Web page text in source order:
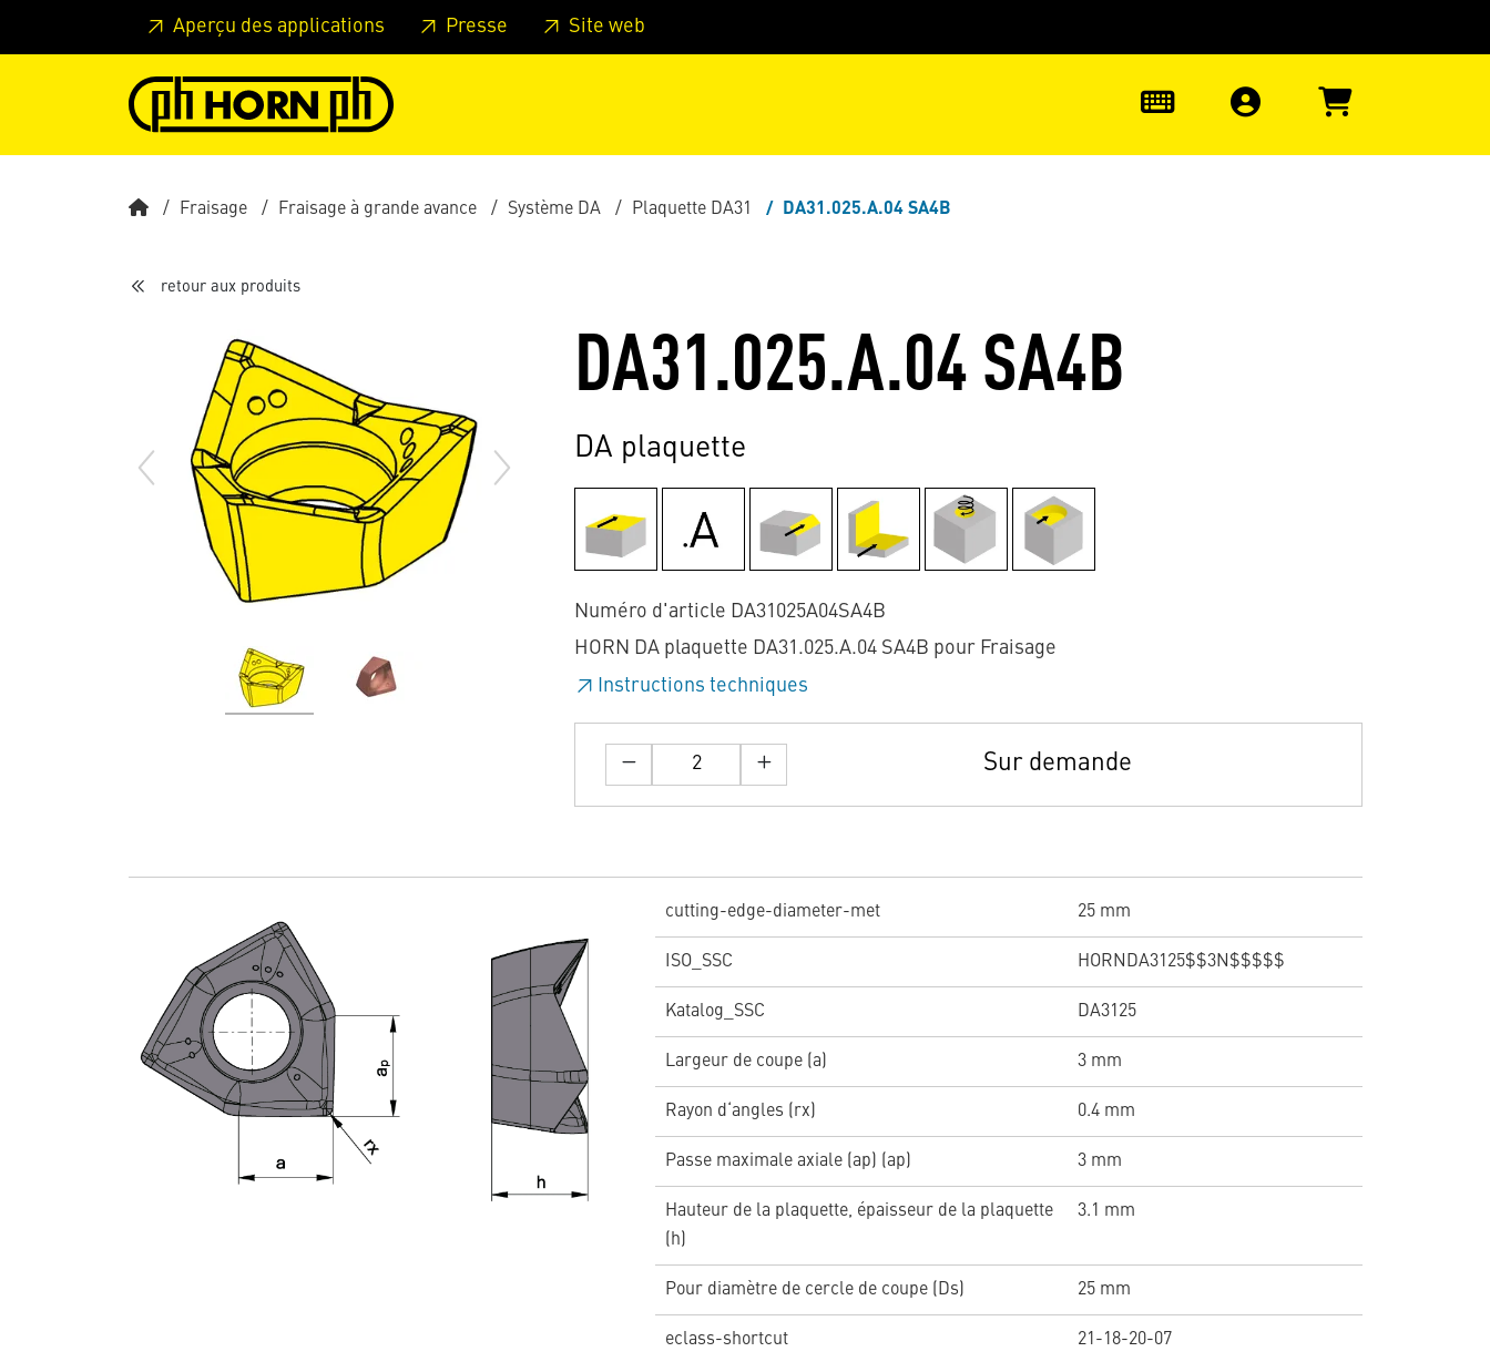
Skip to main content Passer à l'en-tête de la page Passer au pied de page
Aperçu des applications Presse Site web
Fraisage Fraisage à grande avance Système DA Plaquette DA31 DA31.025.A.04 SA4B
retour aux produits
DA31.025.A.04 SA4B
DA plaquette
Numéro d'article DA31025A04SA4B
HORN DA plaquette DA31.025.A.04 SA4B pour Fraisage
Instructions techniques
Sur demande
cutting-edge-diameter-met 25 mm
ISO_SSC HORNDA3125$$3N$$$$$
Katalog_SSC DA3125
Largeur de coupe (a) 3 mm
Rayon d‘angles (rx) 0.4 mm
Passe maximale axiale (ap) (ap) 3 mm
Hauteur de la plaquette, épaisseur de la plaquette
(h)
3.1 mm
Pour diamètre de cercle de coupe (Ds) 25 mm
eclass-shortcut 21-18-20-07